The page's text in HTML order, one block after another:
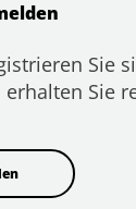
Sie
Sie